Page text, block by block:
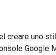
creare uno
Google